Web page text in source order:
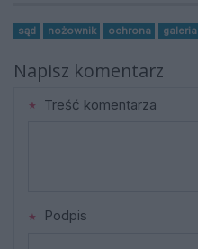
sąd nożownik ochrona galeria
Napisz komentarz
Treść komentarza
Podpis